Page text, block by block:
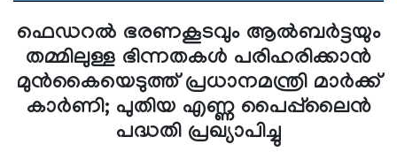
ഫെഡറൽ ഭരണകൂടവും ആൽബർട്ടയും
തമ്മിലുള്ള ഭിന്നതകൾ പരിഹരിക്കാൻ
മുൻകൈയെടുത്ത് പ്രധാനമന്ത്രി മാർക്ക്
കാർണി; പുതിയ എണ്ണ പൈപ്പ്‌ലൈൻ
പദ്ധതി പ്രഖ്യാപിച്ചു